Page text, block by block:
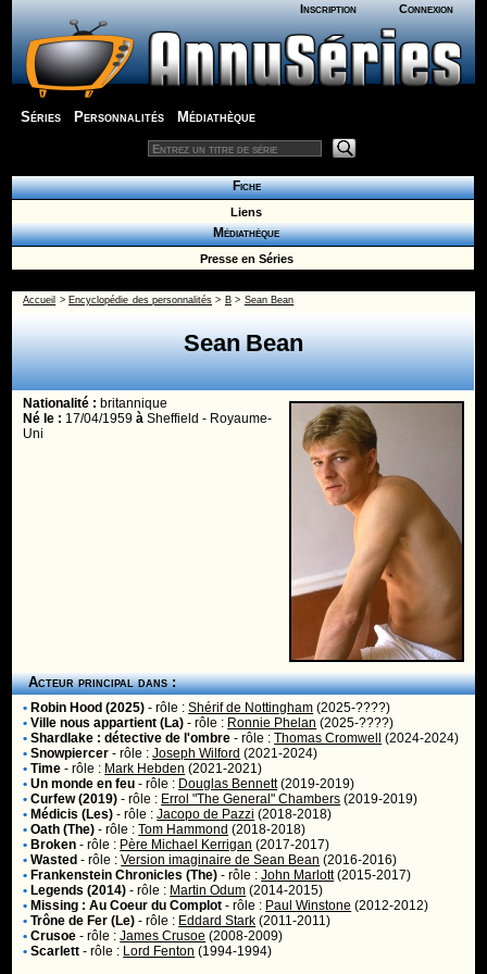
Inscription Connexion
Séries Personnalités Médiathèque
Fiche
Liens
Médiathèque
Presse en Séries
Accueil > Encyclopédie des personnalités > B> Sean Bean
Sean Bean
Nationalité : britannique
Né le : 17/04/1959à Sheffield - Royaume-
Uni
Acteur principal dans :
• Robin Hood (2025) - rôle :Shérif de Nottingham (2025-????)
• Ville nous appartient (La) - rôle : Ronnie Phelan (2025-????)
• Shardlake : détective de l'ombre - rôle :Thomas Cromwell
(2024-2024)
• Snowpiercer - rôle :Joseph Wilford (2021-2024)
• Time - rôle : Mark Hebden (2021-2021)
• Un monde en feu - rôle : Douglas Bennett(2019-2019)
• Curfew (2019) - rôle : Errol "The General" Chambers (2019-2019)
• Médicis (Les) - rôle :Jacopo de Pazzi (2018-2018)
• Oath (The) - rôle :Tom Hammond (2018-2018)
• Broken - rôle : Père Michael Kerrigan (2017-2017)
• Wasted - rôle :Version imaginaire de Sean Bean (2016-2016)
• Frankenstein Chronicles (The) - rôle :John Marlott(2015-2017)
• Legends (2014) - rôle : Martin Odum (2014-2015)
• Missing : Au Coeur du Complot - rôle : Paul Winstone (2012-2012)
• Trône de Fer (Le) - rôle : Eddard Stark (2011-2011)
• Crusoe - rôle :James Crusoe (2008-2009)
• Scarlett - rôle : Lord Fenton (1994-1994)